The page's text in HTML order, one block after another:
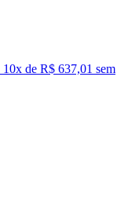
10x de R$ 637,01 sem